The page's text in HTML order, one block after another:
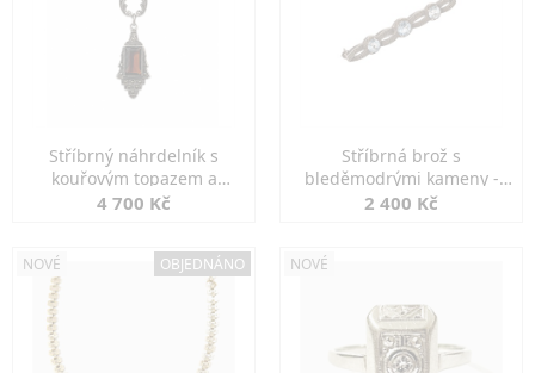
Stříbrný náhrdelník s
kouřovým topazem a
markazity
4 700 Kč
Stříbrná brož s
bleděmodrými kameny -
jemná elegance
2 400 Kč
NOVÉ OBJEDNÁNO NOVÉ